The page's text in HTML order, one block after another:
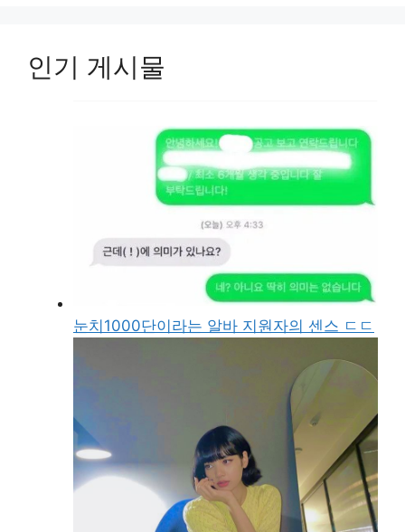
인기 게시물
눈치1000단이라는 알바 지원자의 센스 ㄷㄷ